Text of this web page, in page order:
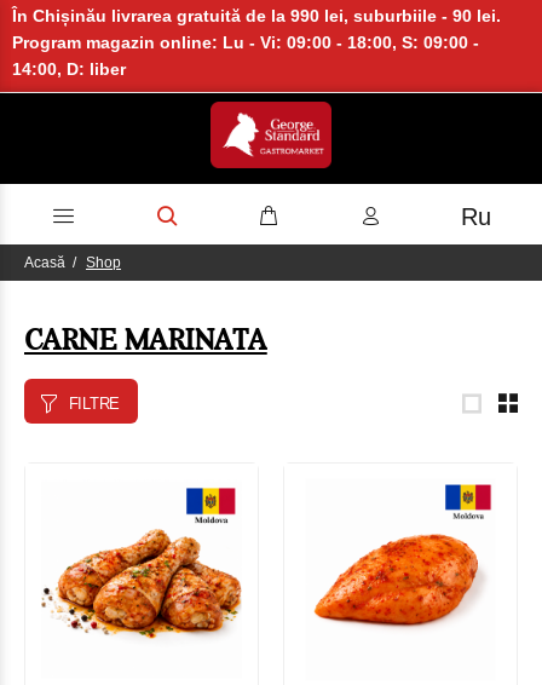
În Chișinău livrarea gratuită de la 990 lei, suburbiile - 90 lei.
Program magazin online: Lu - Vi: 09:00 - 18:00, S: 09:00 -
14:00, D: liber
Ru
Acasă Shop
CARNE MARINATA
FILTRE